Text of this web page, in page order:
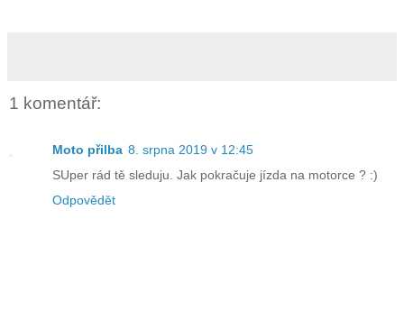
1 komentář:
Moto přilba 8. srpna 2019 v 12:45
SUper rád tě sleduju. Jak pokračuje jízda na motorce ? :)
Odpovědět